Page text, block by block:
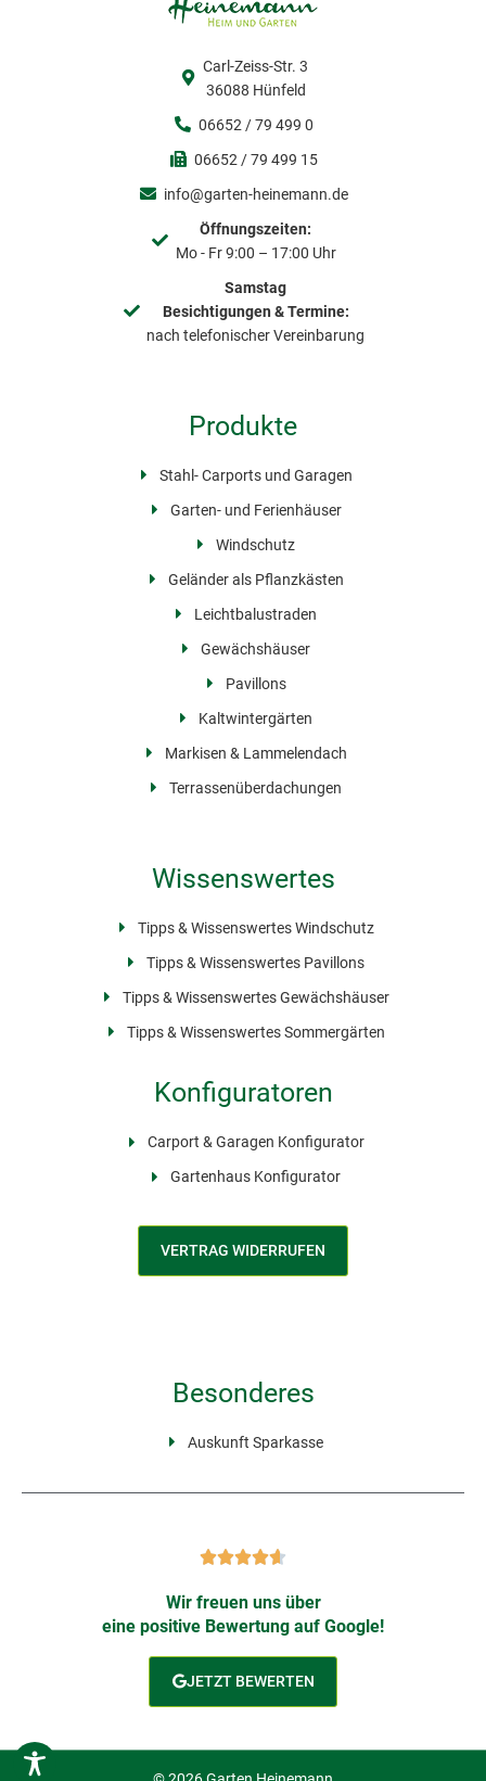
Carl-Zeiss-Str. 3
36088 Hünfeld
06652 / 79 499 0
06652 / 79 499 15
info@garten-heinemann.de
Öffnungszeiten:
Mo - Fr 9:00 – 17:00 Uhr
Samstag
Besichtigungen & Termine:
nach telefonischer Vereinbarung
Produkte
Stahl- Carports und Garagen
Garten- und Ferienhäuser
Windschutz
Geländer als Pflanzkästen
Leichtbalustraden
Gewächshäuser
Pavillons
Kaltwintergärten
Markisen & Lammelendach
Terrassenüberdachungen
Wissenswertes
Tipps & Wissenswertes Windschutz
Tipps & Wissenswertes Pavillons
Tipps & Wissenswertes Gewächshäuser
Tipps & Wissenswertes Sommergärten
Konfiguratoren
Carport & Garagen Konfigurator
Gartenhaus Konfigurator
VERTRAG WIDERRUFEN
Besonderes
Auskunft Sparkasse
Wir freuen uns über
eine positive Bewertung auf Google!
JETZT BEWERTEN